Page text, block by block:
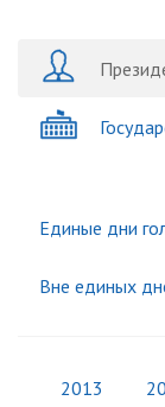
Единые дни
Вне единых
2013